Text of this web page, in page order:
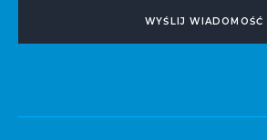
WYŚLIJ WIADOMOŚĆ